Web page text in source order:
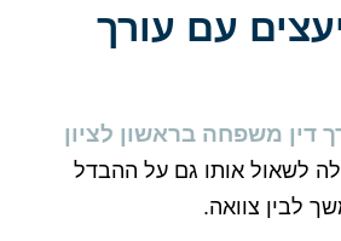
עם עורך
בראשון לציון
אותו גם על ההבדל
צוואה.